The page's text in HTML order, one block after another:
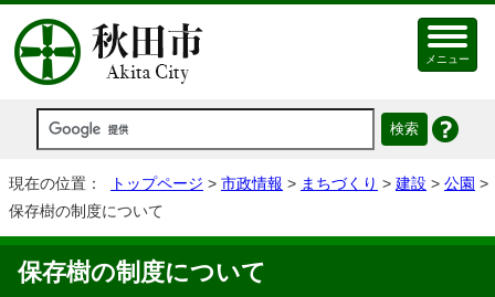
メニュー
現在の位置： トップページ > 市政情報 > まちづくり > 建設 > 公園 >
保存樹の制度について
保存樹の制度について